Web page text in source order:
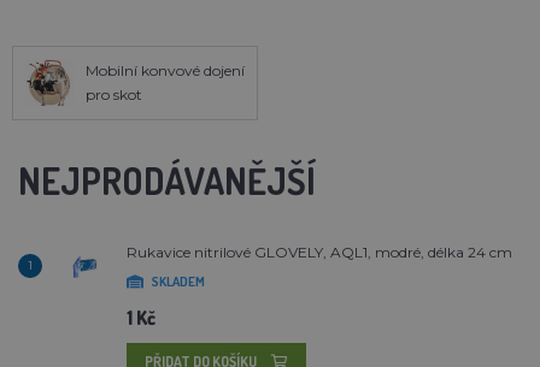
Mobilní konvové dojení
pro skot
NEJPRODÁVANĚJŠÍ
1
Rukavice nitrilové GLOVELY, AQL1, modré, délka 24 cm
SKLADEM
1 Kč
PŘIDAT DO KOŠÍKU